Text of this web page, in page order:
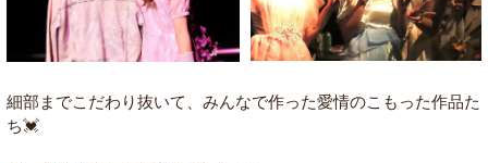
細部までこだわり抜いて、みんなで作った愛情のこもった作品た
ち💓